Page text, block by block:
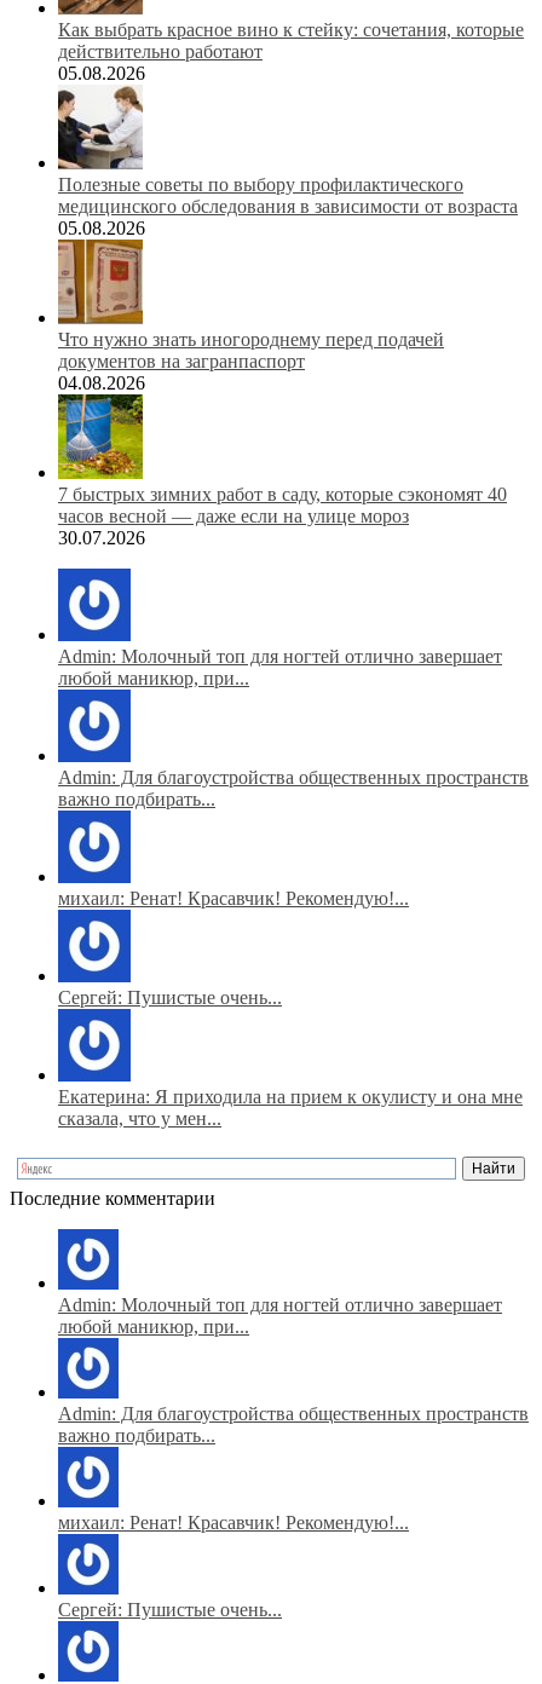
Как выбрать красное вино к стейку: сочетания, которые
действительно работают
05.08.2026
Полезные советы по выбору профилактического
медицинского обследования в зависимости от возраста
05.08.2026
Что нужно знать иногороднему перед подачей
документов на загранпаспорт
04.08.2026
7 быстрых зимних работ в саду, которые сэкономят 40
часов весной — даже если на улице мороз
30.07.2026
Admin: Молочный топ для ногтей отлично завершает
любой маникюр, при...
Admin: Для благоустройства общественных пространств
важно подбирать...
михаил: Ренат! Красавчик! Рекомендую!...
Сергей: Пушистые очень...
Екатерина: Я приходила на прием к окулисту и она мне
сказала, что у мен...
Последние комментарии
Admin: Молочный топ для ногтей отлично завершает
любой маникюр, при...
Admin: Для благоустройства общественных пространств
важно подбирать...
михаил: Ренат! Красавчик! Рекомендую!...
Сергей: Пушистые очень...